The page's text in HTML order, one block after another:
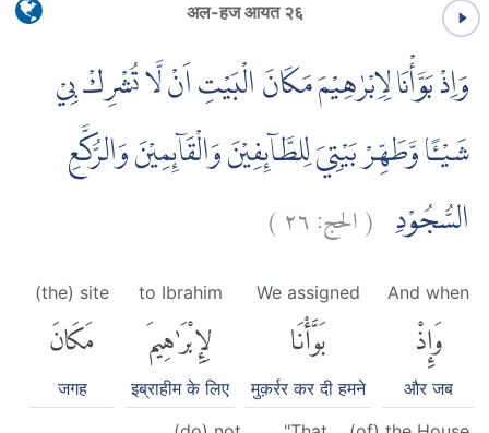
अल-हज आयत २६
وَاِذْ بَوَّأْنَا لِاِبْرٰهِيْمَ مَكَانَ الْبَيْتِ اَنْ لَّا تُشْرِكْ بِيْ
شَيْـًٔا وَّطَهِّرْ بَيْتِيَ لِلطَّاۤىِٕفِيْنَ وَالْقَاۤىِٕمِيْنَ وَالرُّكَّعِ
السُّجُوْدِ (الحج:٢٦)
And when
وَإِذْ
और जब
We assigned
بَوَّأْنَا
मुक़र्रर कर दी हमने
to Ibrahim
لِإِبْرَٰهِيمَ
इब्राहीम के लिए
(the) site
مَكَانَ
जगह